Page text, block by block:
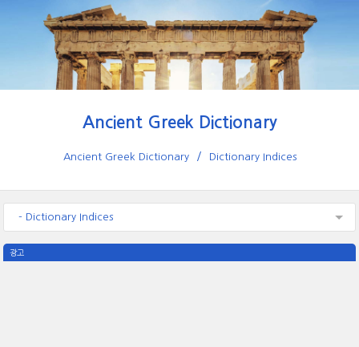
Ancient Greek Dictionary
Ancient Greek Dictionary Dictionary Indices
- Dictionary Indices
광고